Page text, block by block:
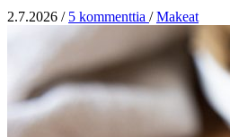
2.7.2026 / 5 kommenttia / Makeat